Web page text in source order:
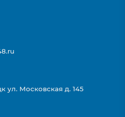
ул. Московская д. 145